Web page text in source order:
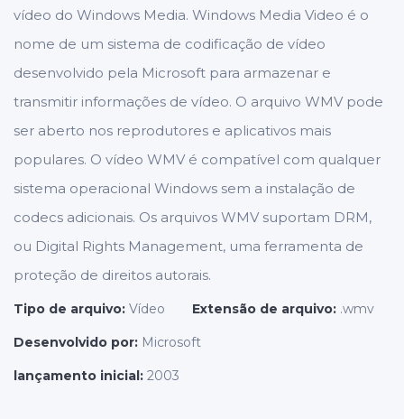
vídeo do Windows Media. Windows Media Video é o
nome de um sistema de codificação de vídeo
desenvolvido pela Microsoft para armazenar e
transmitir informações de vídeo. O arquivo WMV pode
ser aberto nos reprodutores e aplicativos mais
populares. O vídeo WMV é compatível com qualquer
sistema operacional Windows sem a instalação de
codecs adicionais. Os arquivos WMV suportam DRM,
ou Digital Rights Management, uma ferramenta de
proteção de direitos autorais.
Tipo de arquivo: Vídeo Extensão de arquivo: .wmv
Desenvolvido por: Microsoft
lançamento inicial: 2003